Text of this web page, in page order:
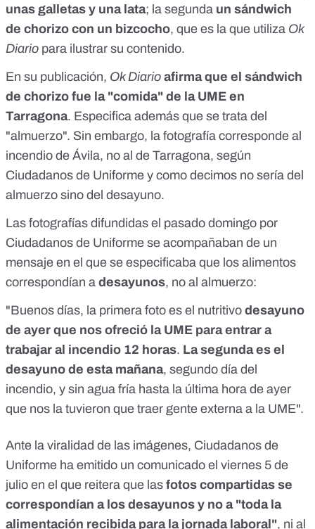
unas galletas y una lata; la segunda un sándwich
de chorizo con un bizcocho, que es la que utiliza Ok
Diario para ilustrar su contenido.
En su publicación, Ok Diario afirma que el sándwich
de chorizo fue la "comida" de la UME en
Tarragona. Especifica además que se trata del
"almuerzo". Sin embargo, la fotografía corresponde al
incendio de Ávila, no al de Tarragona, según
Ciudadanos de Uniforme y como decimos no sería del
almuerzo sino del desayuno.
Las fotografías difundidas el pasado domingo por
Ciudadanos de Uniforme se acompañaban de un
mensaje en el que se especificaba que los alimentos
correspondían a desayunos, no al almuerzo:
"Buenos días, la primera foto es el nutritivo desayuno
de ayer que nos ofreció la UME para entrar a
trabajar al incendio 12 horas. La segunda es el
desayuno de esta mañana, segundo día del
incendio, y sin agua fría hasta la última hora de ayer
que nos la tuvieron que traer gente externa a la UME".
Ante la viralidad de las imágenes, Ciudadanos de
Uniforme ha emitido un comunicado el viernes 5 de
julio en el que reitera que las fotos compartidas se
correspondían a los desayunos y no a "toda la
alimentación recibida para la jornada laboral", ni al